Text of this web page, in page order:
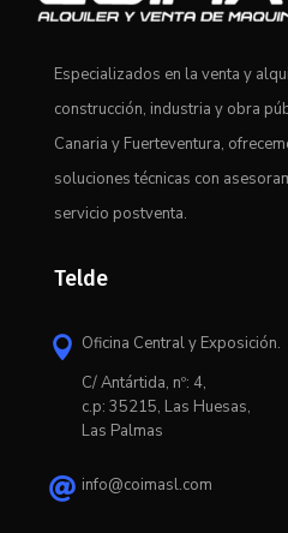
Especializados en la venta y
construcción, industria y obra
Canaria y Fuerteventura,
soluciones técnicas con
servicio postventa.
Telde
 Oficina Central y Exposición.
C/ Antártida, nº: 4,
c.p: 35215, Las Huesas,
Las Palmas
 info@coimasl.com